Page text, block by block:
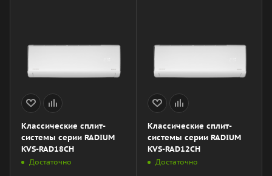
Классические сплит-
системы серии RADIUM
KVS-RAD18CH
Достаточно
Классические сплит-
системы серии RADIUM
KVS-RAD12CH
Достаточно